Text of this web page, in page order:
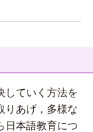
していく方法を
りあげ，多様な
日本語教育につ